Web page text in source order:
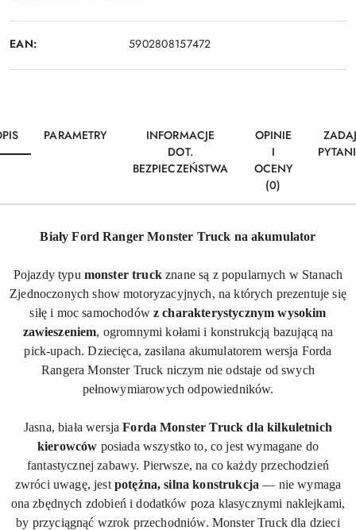
EAN: 5902808157472
PARAMETRY
INFORMACJE
DOT.
BEZPIECZEŃSTWA
OPINIE
I
OCENY
(0)
Biały Ford Ranger Monster Truck na akumulator
Pojazdy typu monstertruckznane są z popularnych w Stanach
Zjednoczonych show motoryzacyjnych, na których prezentuje się
siłę i moc samochodówz charakterystycznym wysokim
zawieszeniem, ogromnymi kołami i konstrukcją bazującą na
pick-upach. Dziecięca, zasilana akumulatorem wersja Forda
Rangera Monster Truck niczym nie odstaje od swych
pełnowymiarowych odpowiedników.
Jasna, biała wersjaForda Monster Truck dla kilkuletnich
kierowców posiada wszystko to, co jest wymagane do
fantastycznej zabawy. Pierwsze, na co każdy przechodzień
zwróci uwagę, jest potężna, silna konstrukcja — nie wymaga
ona zbędnych zdobień i dodatków poza klasycznymi naklejkami,
by przyciągnąć wzrok przechodniów. Monster Truck dla dzieci